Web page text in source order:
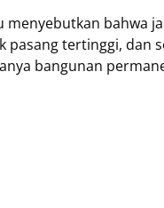
menyebutkan bahwa
pasang tertinggi, dan
bangunan